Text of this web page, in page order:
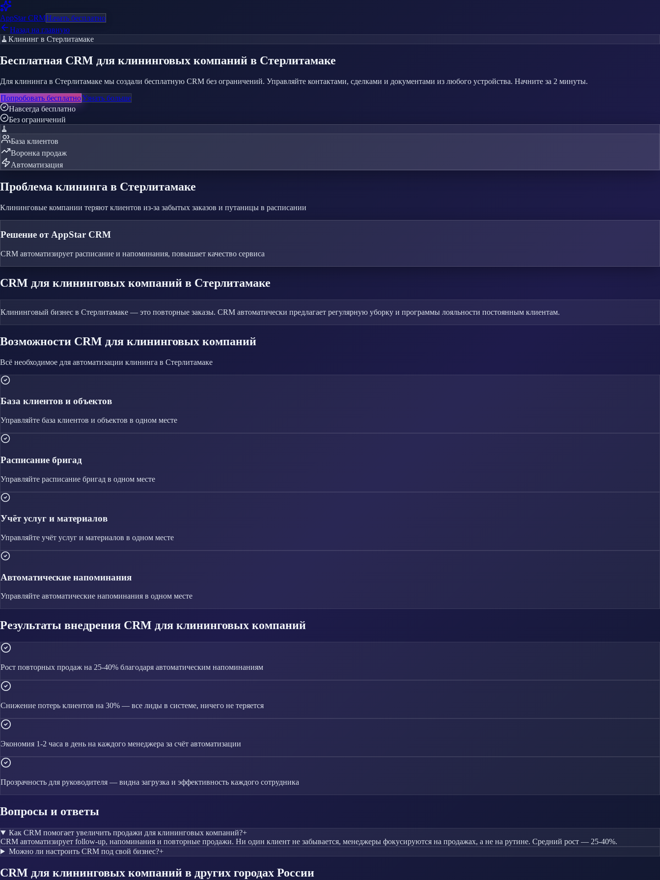
AppStarCRMНачать бесплатно
Назад на главную
🧹 Клининг в Стерлитамаке
Бесплатная CRM для клининговых компаний в Стерлитамаке
Для клининга в Стерлитамаке мы создали бесплатную CRM без ограничений. Управляйте контактами, сделками и документами из любого устройства. Начните за 2 минуты.
Попробовать бесплатноУзнать больше
Навсегда бесплатно
Без ограничений
🧹
База клиентов
Воронка продаж
Автоматизация
Проблема клининга в Стерлитамаке
Клининговые компании теряют клиентов из-за забытых заказов и путаницы в расписании
Решение от AppStar CRM
CRM автоматизирует расписание и напоминания, повышает качество сервиса
CRM для клининговых компаний в Стерлитамаке
Клининговый бизнес в Стерлитамаке — это повторные заказы. CRM автоматически предлагает регулярную уборку и программы лояльности постоянным клиентам.
Возможности CRM для клининговых компаний
Всё необходимое для автоматизации клининга в Стерлитамаке
База клиентов и объектов
Управляйте база клиентов и объектов в одном месте
Расписание бригад
Управляйте расписание бригад в одном месте
Учёт услуг и материалов
Управляйте учёт услуг и материалов в одном месте
Автоматические напоминания
Управляйте автоматические напоминания в одном месте
Результаты внедрения CRM для клининговых компаний
Рост повторных продаж на 25-40% благодаря автоматическим напоминаниям
Снижение потерь клиентов на 30% — все лиды в системе, ничего не теряется
Экономия 1-2 часа в день на каждого менеджера за счёт автоматизации
Прозрачность для руководителя — видна загрузка и эффективность каждого сотрудника
Вопросы и ответы
Как CRM помогает увеличить продажи для клининговых компаний?+
CRM автоматизирует follow-up, напоминания и повторные продажи. Ни один клиент не забывается, менеджеры фокусируются на продажах, а не на рутине. Средний рост — 25-40%.
Можно ли настроить CRM под свой бизнес?+
CRM для клининговых компаний в других городах России